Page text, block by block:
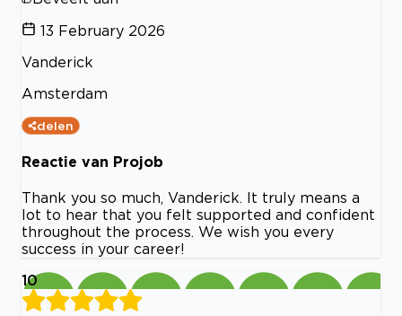
13 February 2026
Vanderick
Amsterdam
delen
Reactie van Projob
Thank you so much, Vanderick. It truly means a
lot to hear that you felt supported and confident
throughout the process. We wish you every
success in your career!
10